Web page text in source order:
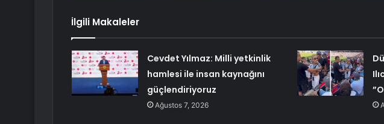
İlgili Makaleler
Cevdet Yılmaz: Milli yetkinlik
hamlesi ile insan kaynağını
güçlendiriyoruz
Ağustos 7, 2026